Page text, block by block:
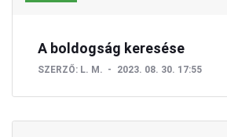
A boldogság keresése
SZERZŐ: L. M. 2023. 08. 30. 17:55